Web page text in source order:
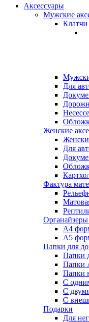
Аксессуары
Мужские
Для
Женские
Для
Фактура
А4
А5
Папки для
Папки
Папки
Папки
С
С
С
Подарки
Для